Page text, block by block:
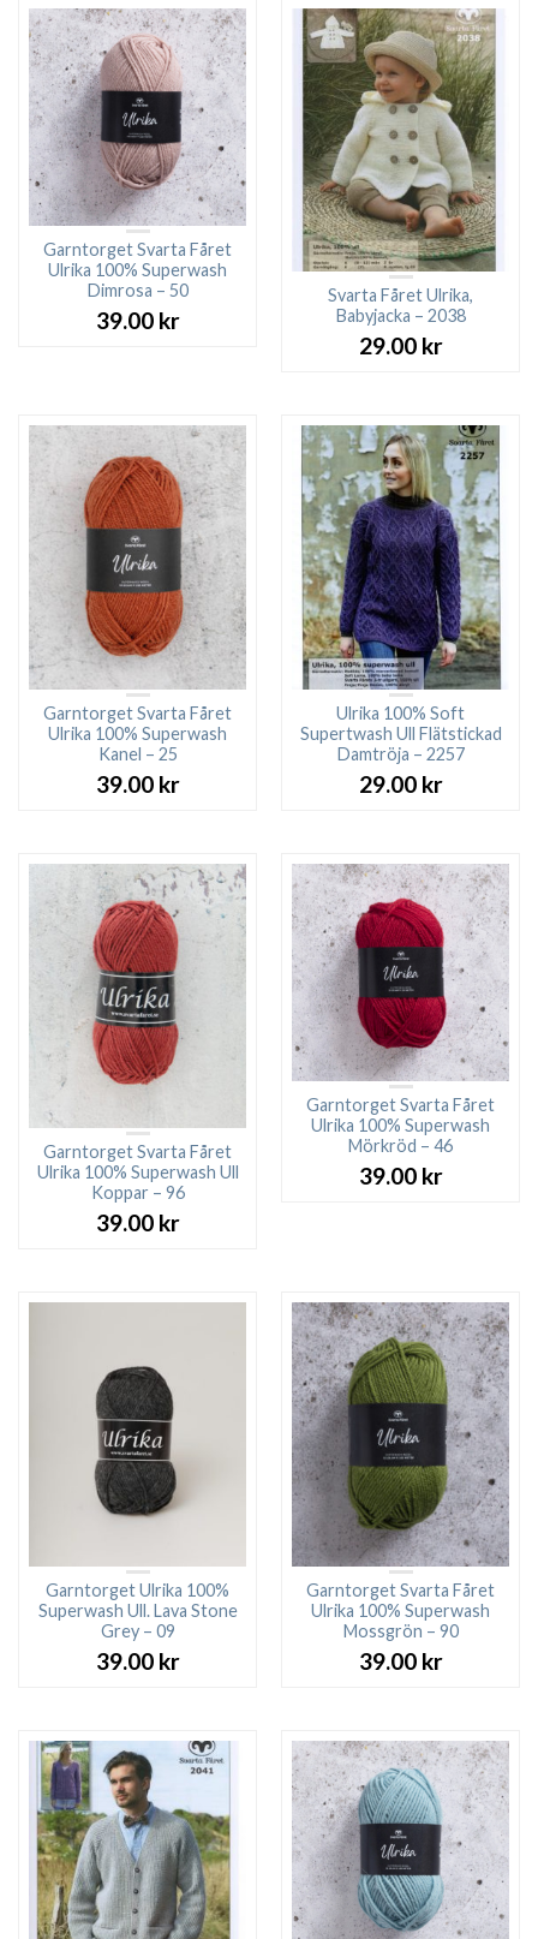
Garntorget Svarta Fåret
Ulrika 100% Superwash
Dimrosa – 50
39.00 kr
Svarta Fåret Ulrika,
Babyjacka – 2038
29.00 kr
Garntorget Svarta Fåret
Ulrika 100% Superwash
Kanel – 25
39.00 kr
Ulrika 100% Soft
Supertwash Ull Flätstickad
Damtröja – 2257
29.00 kr
Garntorget Svarta Fåret
Ulrika 100% Superwash Ull
Koppar – 96
39.00 kr
Garntorget Svarta Fåret
Ulrika 100% Superwash
Mörkröd – 46
39.00 kr
Garntorget Ulrika 100%
Superwash Ull. Lava Stone
Grey – 09
39.00 kr
Garntorget Svarta Fåret
Ulrika 100% Superwash
Mossgrön – 90
39.00 kr